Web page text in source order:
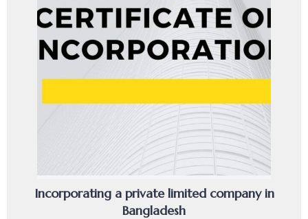
Incorporating a private limited company in
Bangladesh